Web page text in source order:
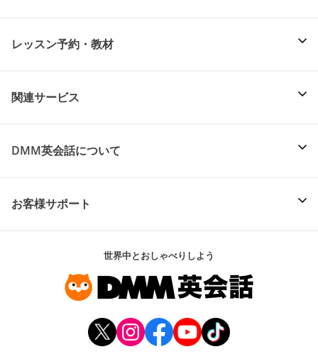
レッスン予約・教材
関連サービス
DMM英会話について
お客様サポート
世界中とおしゃべりしよう